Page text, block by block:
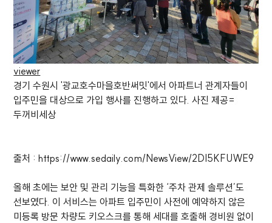
viewer
경기 수원시 '광교호수마을호반써밋'에서 아파트너 관계자들이
입주민을 대상으로 가입 행사를 진행하고 있다. 사진 제공=
두꺼비세상
출처 : https://www.sedaily.com/NewsView/2DI5KFUWE9
올해 초에는 보안 및 관리 기능을 특화한 ‘주차 관제 솔루션’도
선보였다. 이 서비스는 아파트 입주민이 사전에 예약하지 않은
미등록 방문 차량도 키오스크를 통해 세대를 호출해 경비원 없이